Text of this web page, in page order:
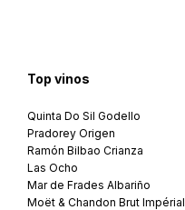
Top vinos
Quinta Do Sil Godello
Pradorey Origen
Ramón Bilbao Crianza
Las Ocho
Mar de Frades Albariño
Moët & Chandon Brut Impérial